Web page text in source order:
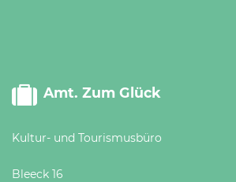
Amt. Zum Glück
Kultur- und Tourismusbüro
Bleeck 16